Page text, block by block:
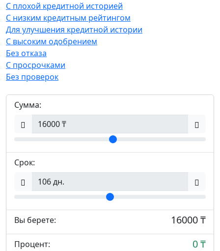
С плохой кредитной историей
С низким кредитным рейтингом
Для улучшения кредитной истории
С высоким одобрением
Без отказа
С просрочками
Без проверок
Сумма:
Срок:
Вы берете: 16000 ₸
Процент: 0 ₸